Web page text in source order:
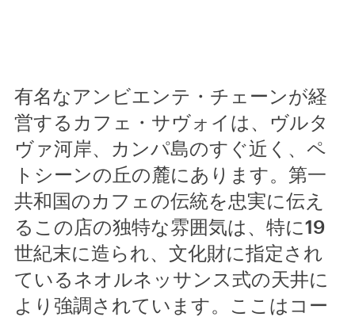
有名なアンビエンテ・チェーンが経
営するカフェ・サヴォイは、ヴルタ
ヴァ河岸、カンパ島のすぐ近く、ペ
トシーンの丘の麓にあります。第一
共和国のカフェの伝統を忠実に伝え
るこの店の独特な雰囲気は、特に19
世紀末に造られ、文化財に指定され
ているネオルネッサンス式の天井に
より強調されています。ここはコー